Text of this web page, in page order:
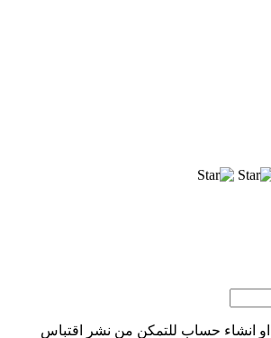
انشاء حساب للتمكن من نشر اقتباس